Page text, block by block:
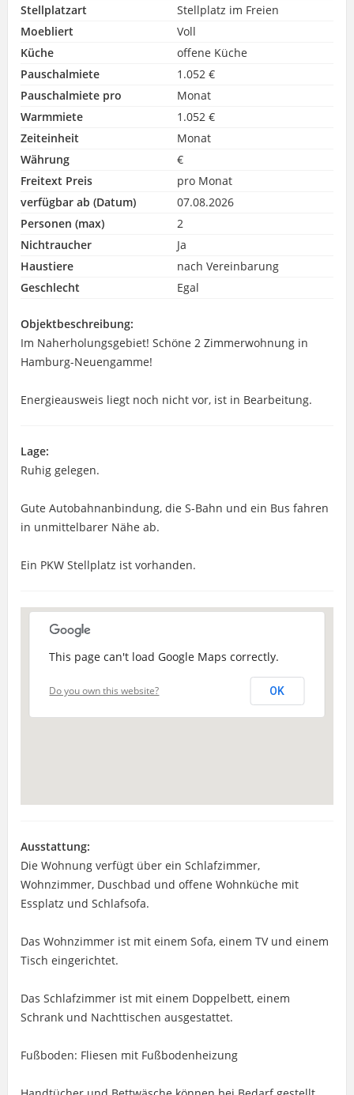
Stellplatzart
Stellplatz im Freien
Moebliert
Voll
Küche
offene Küche
Pauschalmiete
1.052 €
Pauschalmiete pro
Monat
Warmmiete
1.052 €
Zeiteinheit
Monat
Währung
€
Freitext Preis
pro Monat
verfügbar ab (Datum)
07.08.2026
Personen (max)
2
Nichtraucher
Ja
Haustiere
nach Vereinbarung
Geschlecht
Egal
Objektbeschreibung:
Im Naherholungsgebiet! Schöne 2 Zimmerwohnung in
Hamburg-Neuengamme!
Energieausweis liegt noch nicht vor, ist in Bearbeitung.
Lage:
Ruhig gelegen.
Gute Autobahnanbindung, die S-Bahn und ein Bus fahren
in unmittelbarer Nähe ab.
Ein PKW Stellplatz ist vorhanden.
This page can't load Google Maps correctly.
Do you own this website? OK
Ausstattung:
Die Wohnung verfügt über ein Schlafzimmer,
Wohnzimmer, Duschbad und offene Wohnküche mit
Essplatz und Schlafsofa.
Das Wohnzimmer ist mit einem Sofa, einem TV und einem
Tisch eingerichtet.
Das Schlafzimmer ist mit einem Doppelbett, einem
Schrank und Nachttischen ausgestattet.
Fußboden: Fliesen mit Fußbodenheizung